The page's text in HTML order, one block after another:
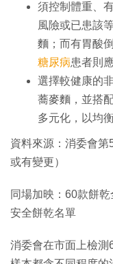
須控制體重、
風險或已患該
麵；而有胃酸
糖尿病患者則
選擇較健康的
蕎麥麵，並搭
多元化，以均
資料來源：消委會
或有變更）
同場加映：60款餅
安全餅乾名單
消委會在市面上檢測